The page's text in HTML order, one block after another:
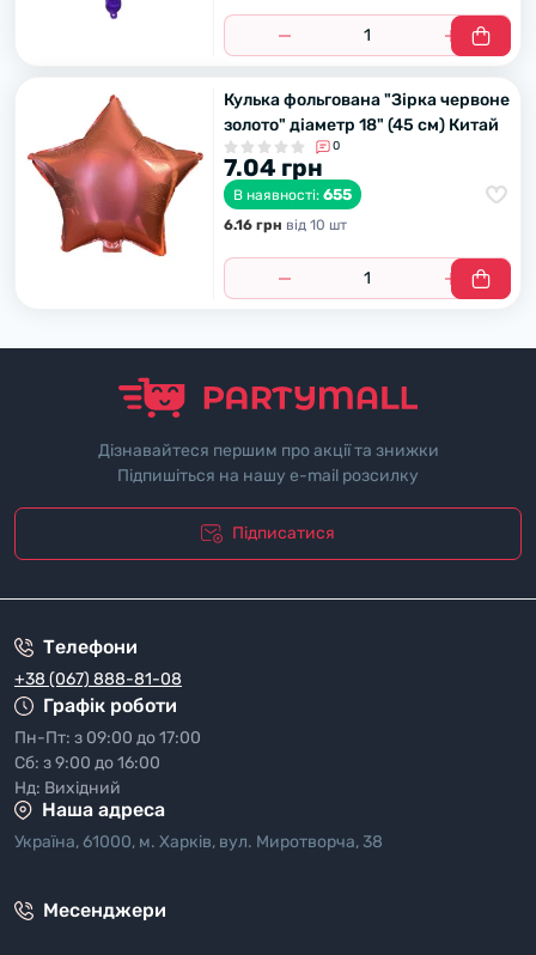
Кулька фольгована "Зірка червоне
золото" діаметр 18" (45 см) Китай
0
7.04 грн
В наявності: 655
6.16 грн вiд 10 шт
Дізнавайтеся першим про акції та знижки
Підпишіться на нашу e-mail розсилку
Підписатися
Телефони
+38 (067) 888-81-08
Графік роботи
Пн-Пт: з 09:00 до 17:00
Сб: з 9:00 до 16:00
Нд: Вихідний
Наша адреса
Україна, 61000, м. Харків, вул. Миротворча, 38
Месенджери